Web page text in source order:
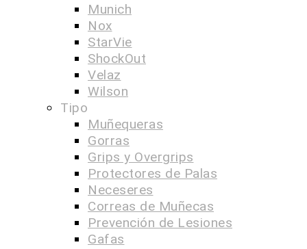
Munich
Nox
StarVie
ShockOut
Velaz
Wilson
Tipo
Muñequeras
Gorras
Grips y Overgrips
Protectores de Palas
Neceseres
Correas de Muñecas
Prevención de Lesiones
Gafas